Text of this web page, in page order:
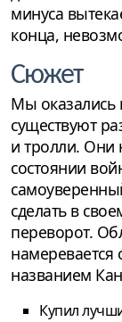
минуса
конца,
Сюжет
Мы оказались
существуют
и тролли. Они
состоянии
сделать в
переворот.
названием
Купил